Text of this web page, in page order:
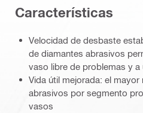
Características
Velocidad de desbaste
de diamantes abrasivos
vaso libre de problemas y
Vida útil mejorada: el
abrasivos por segmento
vasos